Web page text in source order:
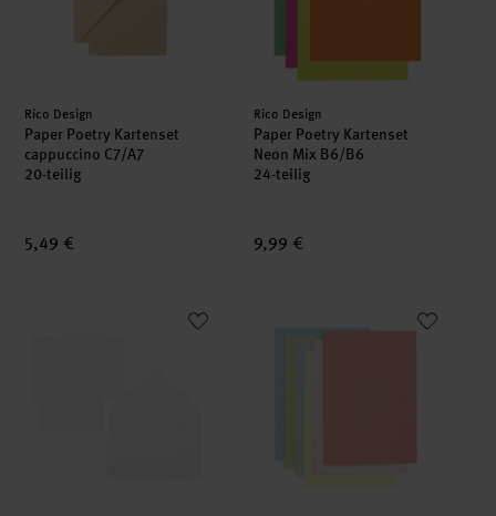
Hersteller:
Rico Design
Paper Poetry Kartenset
cappuccino C7/A7
20-teilig
5,49 €
Hersteller:
Rico Design
Paper Poetry Kartenset
Neon Mix B6/B6
24-teilig
9,99 €
Paper Poetry Kartenset Basic weiß B6Paper Poetry Kartenset